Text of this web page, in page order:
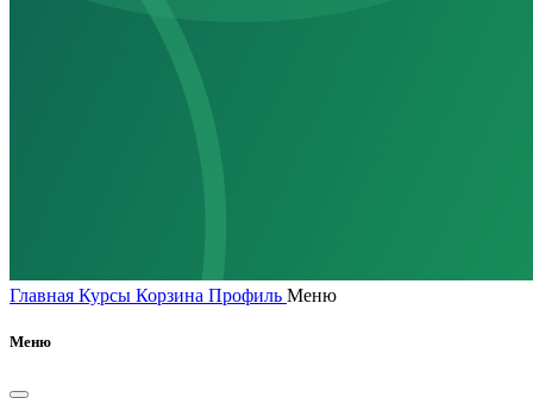
Главная Курсы Корзина Профиль Меню
Меню